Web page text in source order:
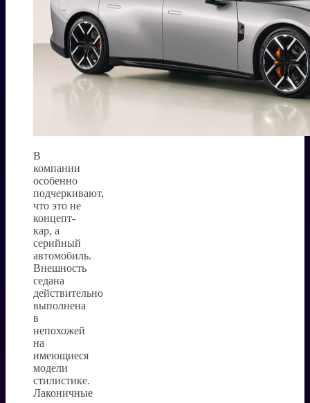
В
компании
особенно
подчеркивают,
что это не
концепт-
кар, а
серийный
автомобиль.
Внешность
седана
действительно
выполнена
в
непохожей
на
имеющиеся
модели
стилистике.
Лаконичные